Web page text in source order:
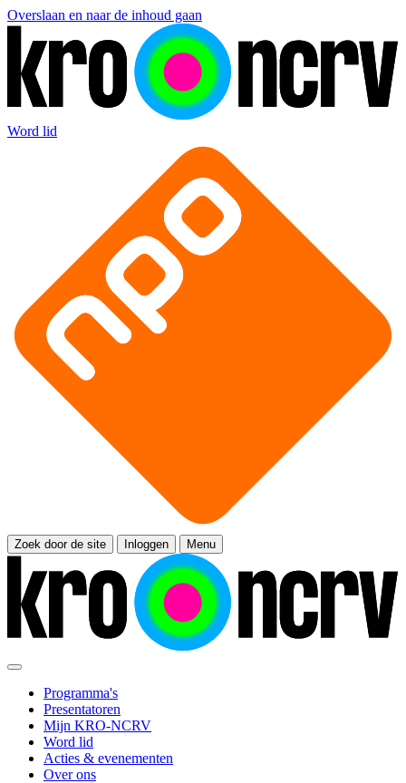
Overslaan en naar de inhoud gaan
Word lid
Zoek door de site Inloggen Menu
Programma's
Presentatoren
Mijn KRO-NCRV
Word lid
Acties & evenementen
Over ons